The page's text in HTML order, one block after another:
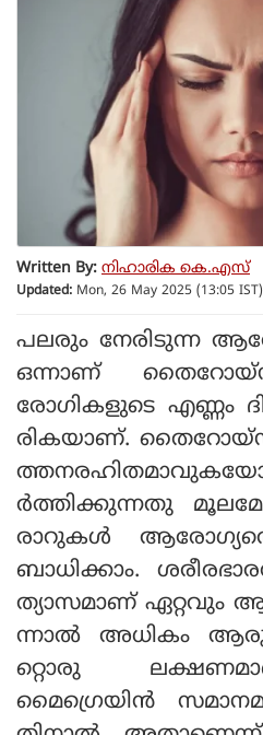
Written By: നിഹാരിക കെ.എസ്
Updated: Mon, 26 May 2025 (13:05 IST)
പലരും നേരിടുന്ന
ഒന്നാണ്
രോഗികളുടെ എണ്ണം
രികയാണ്. തൈറോയ്ഡ്
ത്തനരഹിതമാവുകയോ
ർത്തിക്കുന്നതു
രാറുകൾ
ബാധിക്കാം.
ത്യാസമാണ് ഏറ്റവും
ന്നാൽ അധികം
റ്റൊരു
മൈഗ്രെയിൻ